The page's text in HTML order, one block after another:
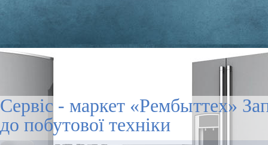
Сервіс - маркет «Рембыттех»
до побутової техніки